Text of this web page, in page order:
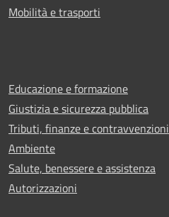
Mobilità e trasporti
Educazione e formazione
Giustizia e sicurezza pubblica
Tributi, finanze e contravvenzioni
Ambiente
Salute, benessere e assistenza
Autorizzazioni